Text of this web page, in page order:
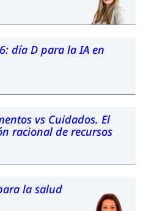
día D para la IA en
vs Cuidados. El
racional de recursos
la salud